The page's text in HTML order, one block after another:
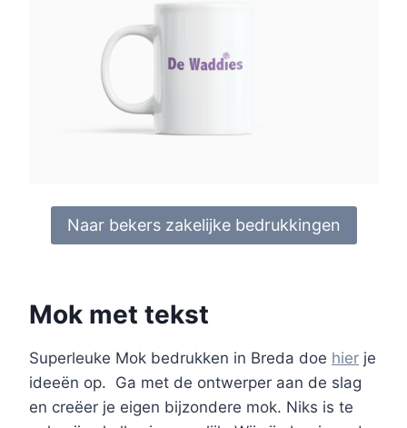
Naar bekers zakelijke bedrukkingen
Mok met tekst
Superleuke Mok bedrukken in Breda doe hier je
ideeën op. Ga met de ontwerper aan de slag
en creëer je eigen bijzondere mok. Niks is te